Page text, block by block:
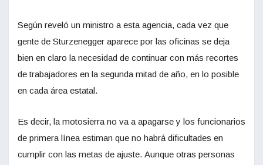
Según reveló un ministro a esta agencia, cada vez que
gente de Sturzenegger aparece por las oficinas se deja
bien en claro la necesidad de continuar con más recortes
de trabajadores en la segunda mitad de año, en lo posible
en cada área estatal.
Es decir, la motosierra no va a apagarse y los funcionarios
de primera línea estiman que no habrá dificultades en
cumplir con las metas de ajuste. Aunque otras personas